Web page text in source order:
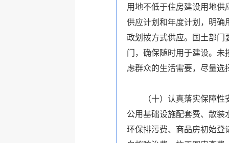
用地不低于住房建设用地供
供应计划和年度计划，明确
政划拨方式供应。国土部门
门，确保随时用于建设。未
虑群众的生活需要，尽量选
（十）认真落实保障性安
公用基础设施配套费、散装
环保排污费、商品房初始登